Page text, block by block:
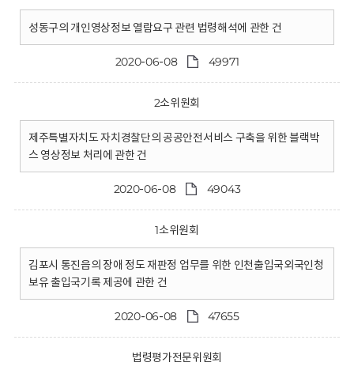
성동구의 개인영상정보 열람요구 관련 법령해석에 관한 건
2020-06-08 49971
2소위원회
제주특별자치도 자치경찰단의 공공안전서비스 구축을 위한 블랙박
스 영상정보 처리에 관한 건
2020-06-08 49043
1소위원회
김포시 통진읍의 장애 정도 재판정 업무를 위한 인천출입국외국인청
보유 출입국기록 제공에 관한 건
2020-06-08 47655
법령평가전문위원회